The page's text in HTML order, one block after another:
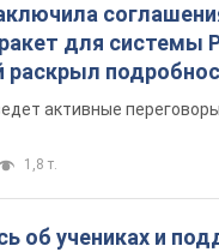
для системы
раскрыл
активные
1,8 т.
об учениках и